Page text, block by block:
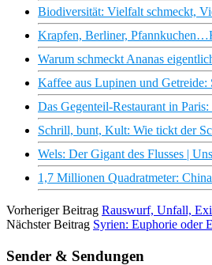
Biodiversität: Vielfalt schmeckt,
Krapfen, Berliner,
Warum schmeckt Ananas
Kaffee aus Lupinen und
Das Gegenteil-Restaurant in
Schrill, bunt, Kult: Wie tickt der
Wels: Der Gigant des Flusses |
1,7 Millionen Quadratmeter:
Vorheriger Beitrag Rauswurf, Unfall,
Nächster Beitrag Syrien: Euphorie oder
Sender & Sendungen